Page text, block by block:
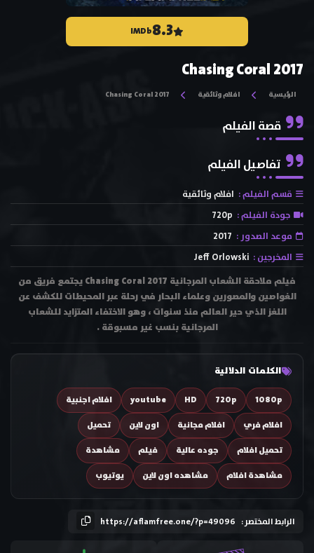
8.3
IMDb
Chasing Coral 2017
الرئيسية افلام وثائقية Chasing Coral 2017
قصة الفيلم
تفاصيل الفيلم
قسم الفيلم : افلام وثائقية
جودة الفيلم : 720p
موعد الصدور : 2017
المخرجين : Jeff Orlowski
فيلم ملاحقة الشعاب المرجانية Chasing Coral 2017 يجتمع فريق من
الغواصين والمصورين وعلماء البحار في رحلة عبر المحيطات للكشف عن
اللغز الذي حير العالم منذ سنوات ، وهو الاختفاء المتزايد للشعاب
المرجانية بنسب غير مسبوقة .
الكلمات الدلالية
1080p
720p
HD
youtube
افلام اجنبية
افلام فري
افلام مجانية اون لاين
تحميل
تحميل افلام
جوده عالية فيلم
مشاهدة
مشاهدة افلام
مشاهده اون لاين يوتيوب
الرابط المختصر : https://aflamfree.one/?p=49096